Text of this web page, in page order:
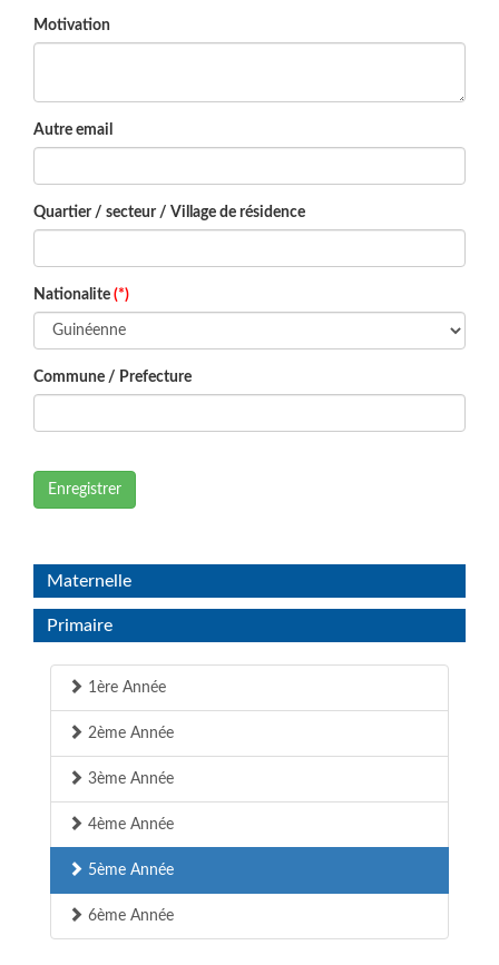
Motivation
Autre email
Quartier / secteur / Village de résidence
Nationalite (*)
Commune / Prefecture
Enregistrer
Maternelle
Primaire
1ère Année
2ème Année
3ème Année
4ème Année
5ème Année
6ème Année